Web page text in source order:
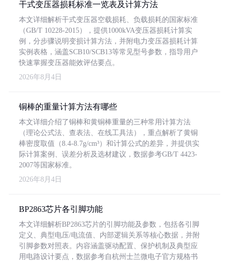
干式变压器损耗标准一览表及计算方法
本文详细解析干式变压器空载损耗、负载损耗的国家标准
（GB/T 10228-2015），提供1000kVA变压器损耗计算实
例，分步骤说明变损计算方法，并附电力变压器损耗计算
实例表格，涵盖SCB10/SCB13等常见型号参数，指导用户
快速掌握变压器能效评估要点。
2026年8月4日
铜棒的重量计算方法有哪些
本文详细介绍了铜棒和黄铜棒重量的三种常用计算方法
（理论公式法、查表法、在线工具法），重点解析了黄铜
棒密度取值（8.4-8.7g/cm³）和计算公式的差异，并提供实
际计算案例、误差分析及选材建议，数据参考GB/T 4423-
2007等国家标准。
2026年8月4日
BP2863芯片各引脚功能
本文详细解析BP2863芯片的引脚功能及参数，包括各引脚
定义、典型电压/电流值、内部逻辑关系等核心数据，并附
引脚参数对照表。内容涵盖驱动配置、保护机制及典型应
用电路设计要点，数据参考自杭州士兰微电子官方规格书